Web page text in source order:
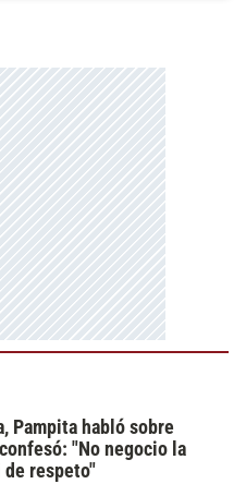
Pampita habló sobre
"No negocio la
respeto"